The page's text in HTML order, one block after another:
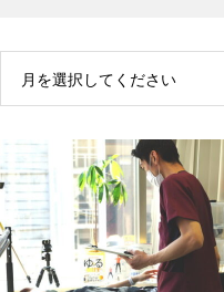
月を選択してください